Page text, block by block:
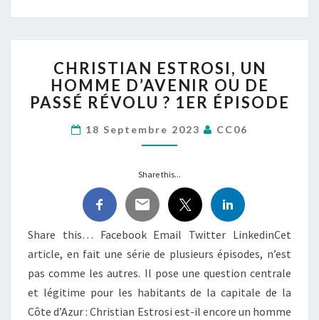
ESTROSI,
UN
HOMME
OU
DE
RÉVOLU
1ER
ÉPISODE
CHRISTIAN ESTROSI, UN
HOMME D’AVENIR OU DE
PASSÉ RÉVOLU ? 1ER ÉPISODE
18 Septembre 2023 CC06
Share this...
Share this… Facebook Email Twitter LinkedinCet
article, en fait une série de plusieurs épisodes, n’est
pas comme les autres. Il pose une question centrale
et légitime pour les habitants de la capitale de la
Côte d’Azur : Christian Estrosi est-il encore un homme